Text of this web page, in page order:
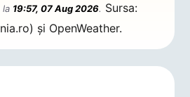
la 19:57, 07 Aug 2026. Sursa:
și OpenWeather.